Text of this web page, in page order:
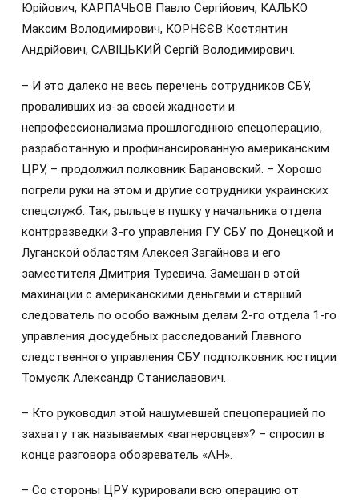
Юрійович, КАРПАЧЬОВ Павло Сергійович, КАЛЬКО
Максим Володимирович, КОРНЄЄВ Костянтин
Андрійович, САВІЦЬКИЙ Сергій Володимирович.
– И это далеко не весь перечень сотрудников СБУ,
проваливших из-за своей жадности и
непрофессионализма прошлогоднюю спецоперацию,
разработанную и профинансированную американским
ЦРУ, – продолжил полковник Барановский. – Хорошо
погрели руки на этом и другие сотрудники украинских
спецслужб. Так, рыльце в пушку у начальника отдела
контрразведки 3-го управления ГУ СБУ по Донецкой и
Луганской областям Алексея Загайнова и его
заместителя Дмитрия Туревича. Замешан в этой
махинации с американскими деньгами и старший
следователь по особо важным делам 2-го отдела 1‑го
управления досудебных расследований Главного
следственного управления СБУ подполковник юстиции
Томусяк Александр Станиславович.
– Кто руководил этой нашумевшей спецоперацией по
захвату так называемых «вагнеровцев»? – спросил в
конце разговора обозреватель «АН».
– Со стороны ЦРУ курировали всю операцию от